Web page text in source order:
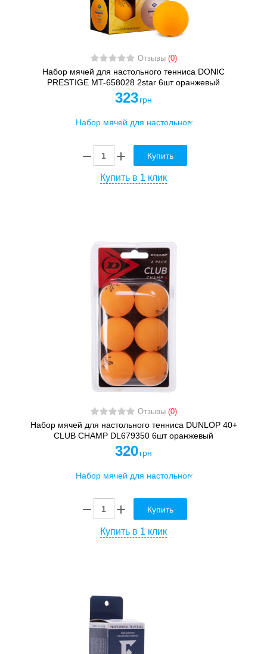
Отзывы (0)
Набор мячей для настольного тенниса DONIC
PRESTIGE MT-658028 2star 6шт оранжевый
323 грн
Купить
Купить в 1 клик
Отзывы (0)
Набор мячей для настольного тенниса DUNLOP 40+
CLUB CHAMP DL679350 6шт оранжевый
320 грн
Купить
Купить в 1 клик